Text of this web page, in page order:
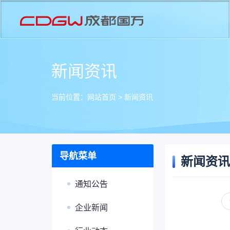
新闻资讯
当前位置： 网站首页 > 新闻资讯
导航菜单
通知公告
企业新闻
新闻资讯